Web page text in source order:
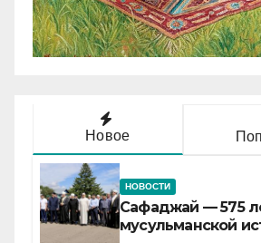
Новое
НОВОСТИ
Сафаджай — 575
мусульманской